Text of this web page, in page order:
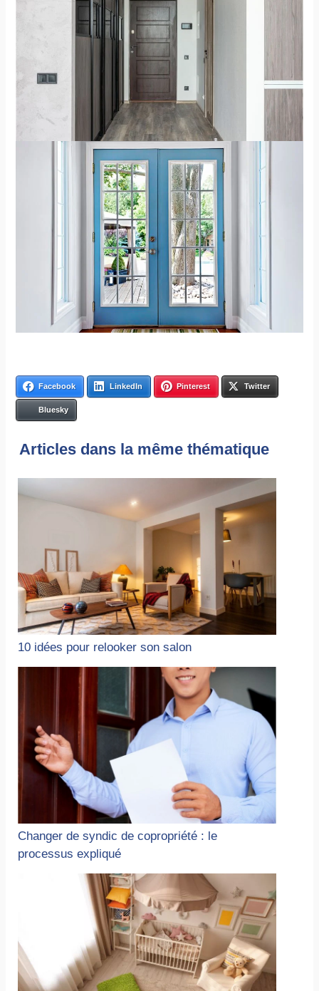
Facebook LinkedIn Pinterest Twitter
Bluesky
Articles dans la même thématique
10 idées pour relooker son salon
Changer de syndic de copropriété : le
processus expliqué